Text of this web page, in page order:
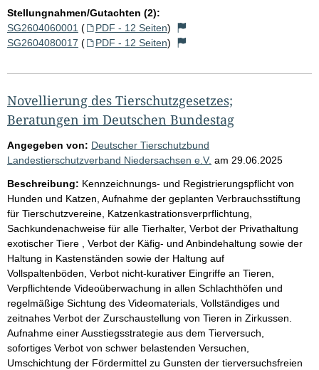
Stellungnahmen/Gutachten (2):
SG2604060001 ( PDF - 12 Seiten)
SG2604080017 ( PDF - 12 Seiten)
Novellierung des Tierschutzgesetzes;
Beratungen im Deutschen Bundestag
Angegeben von: Deutscher Tierschutzbund
Landestierschutzverband Niedersachsen e.V. am 29.06.2025
Beschreibung: Kennzeichnungs- und Registrierungspflicht von
Hunden und Katzen, Aufnahme der geplanten Verbrauchsstiftung
für Tierschutzvereine, Katzenkastrationsverprflichtung,
Sachkundenachweise für alle Tierhalter, Verbot der Privathaltung
exotischer Tiere , Verbot der Käfig- und Anbindehaltung sowie der
Haltung in Kastenständen sowie der Haltung auf
Vollspaltenböden, Verbot nicht-kurativer Eingriffe an Tieren,
Verpflichtende Videoüberwachung in allen Schlachthöfen und
regelmäßige Sichtung des Videomaterials, Vollständiges und
zeitnahes Verbot der Zurschaustellung von Tieren in Zirkussen.
Aufnahme einer Ausstiegsstrategie aus dem Tierversuch,
sofortiges Verbot von schwer belastenden Versuchen,
Umschichtung der Fördermittel zu Gunsten der tierversuchsfreien